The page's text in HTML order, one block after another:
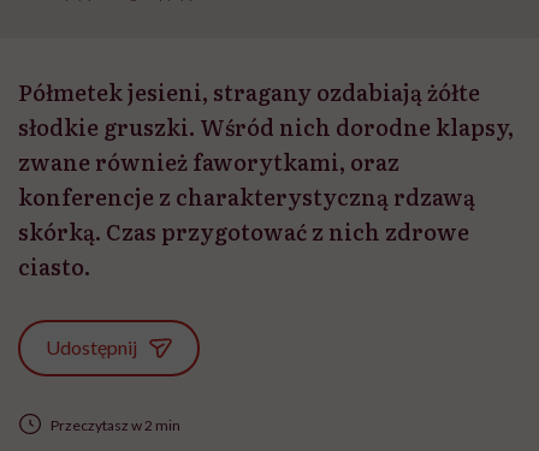
Półmetek jesieni, stragany ozdabiają żółte
słodkie gruszki. Wśród nich dorodne klapsy,
zwane również faworytkami, oraz
konferencje z charakterystyczną rdzawą
skórką. Czas przygotować z nich zdrowe
ciasto.
Udostępnij
Przeczytasz w 2 min